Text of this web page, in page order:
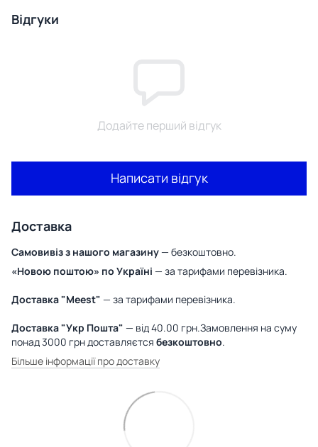
Відгуки
Додайте перший відгук
Написати відгук
Доставка
Самовивіз з нашого магазину— безкоштовно.
«Новою поштою» по Україні — за тарифами перевізника.
Доставка "Meest" — за тарифами перевізника.
Доставка "Укр Пошта" — від 40.00 грн.Замовлення на суму
понад 3000 грн доставляєтся безкоштовно.
Більше інформації про доставку